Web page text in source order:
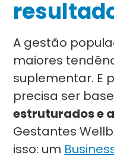
A gestão
maiores
suplementar. E
precisa ser
estruturados e
Gestantes
isso: um